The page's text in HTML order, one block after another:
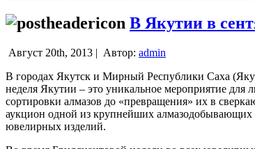
В Якутии в
Август 20th, 2013 | Автор: admin
В городах Якутск и Мирный Республики Саха
неделя Якутии – это уникальное мероприятие
сортировки алмазов до «превращения» их в
аукцион одной из крупнейших
ювелирных изделий.